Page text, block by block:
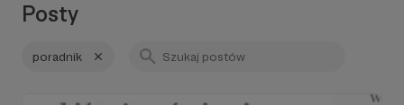
Posty
poradnik